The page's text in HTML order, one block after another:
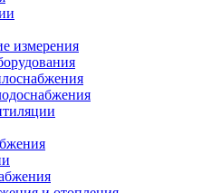
измерения